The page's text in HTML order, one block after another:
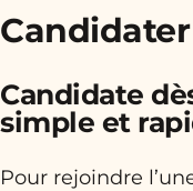
Candidater
Candidate
simple et
Pour rejoindre